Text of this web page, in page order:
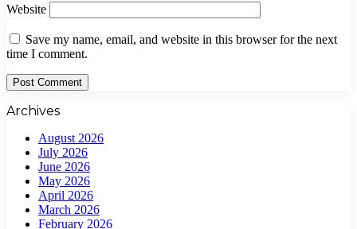
Website
Save my name, email, and website in this browser for the next
time I comment.
Archives
August 2026
July 2026
June 2026
May 2026
April 2026
March 2026
February 2026